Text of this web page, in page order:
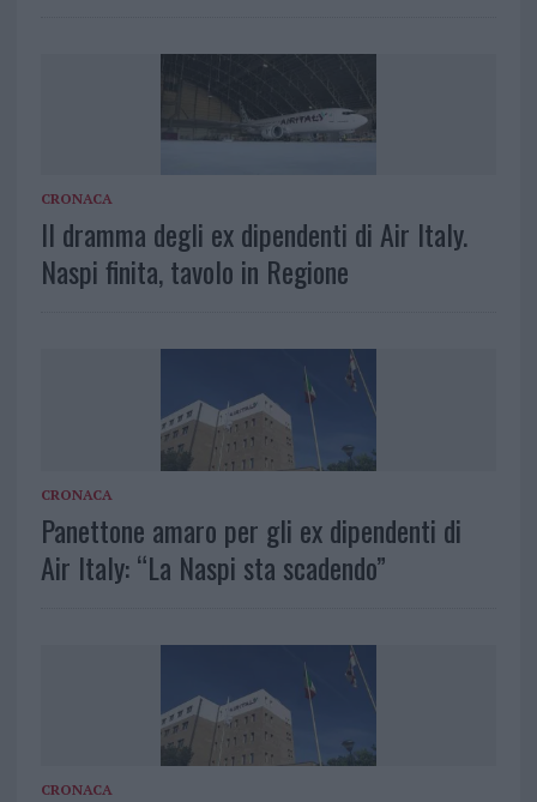
CRONACA
⁠Il dramma degli ex dipendenti di Air Italy.
Naspi finita, tavolo in Regione
CRONACA
Panettone amaro per gli ex dipendenti di
Air Italy: “La Naspi sta scadendo”
CRONACA